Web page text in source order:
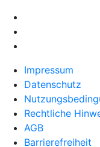
Impressum
Datenschutz
Rechtliche
AGB
Barrierefreiheit